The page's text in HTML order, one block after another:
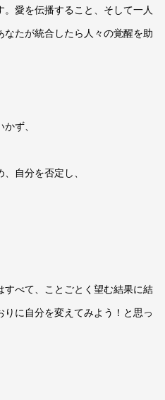
愛を伝播すること、そして一人
たが統合したら人々の覚醒を助
ず、
自分を否定し、
べて、ことごとく望む結果に結
に自分を変えてみよう！と思っ